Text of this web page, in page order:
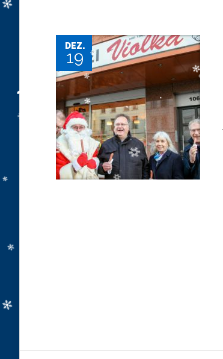
DEZ.
19